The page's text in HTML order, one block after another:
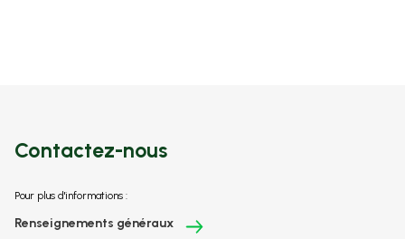
Contactez-nous
Pour plus d'informations :
Renseignements généraux